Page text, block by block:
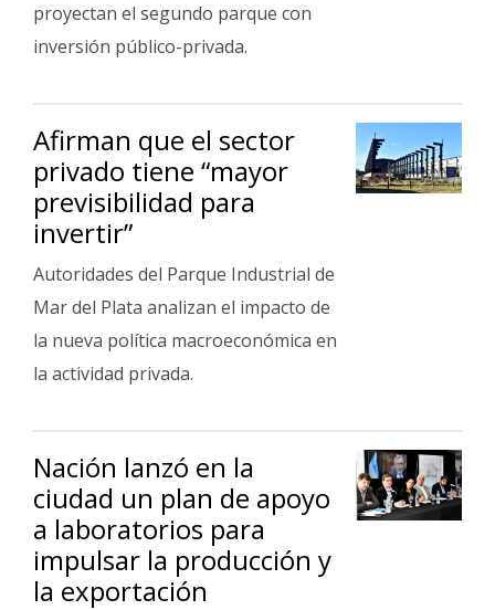
proyectan el segundo parque con
inversión público-privada.
Afirman que el sector
privado tiene “mayor
previsibilidad para
invertir”
Autoridades del Parque Industrial de
Mar del Plata analizan el impacto de
la nueva política macroeconómica en
la actividad privada.
Nación lanzó en la
ciudad un plan de apoyo
a laboratorios para
impulsar la producción y
la exportación